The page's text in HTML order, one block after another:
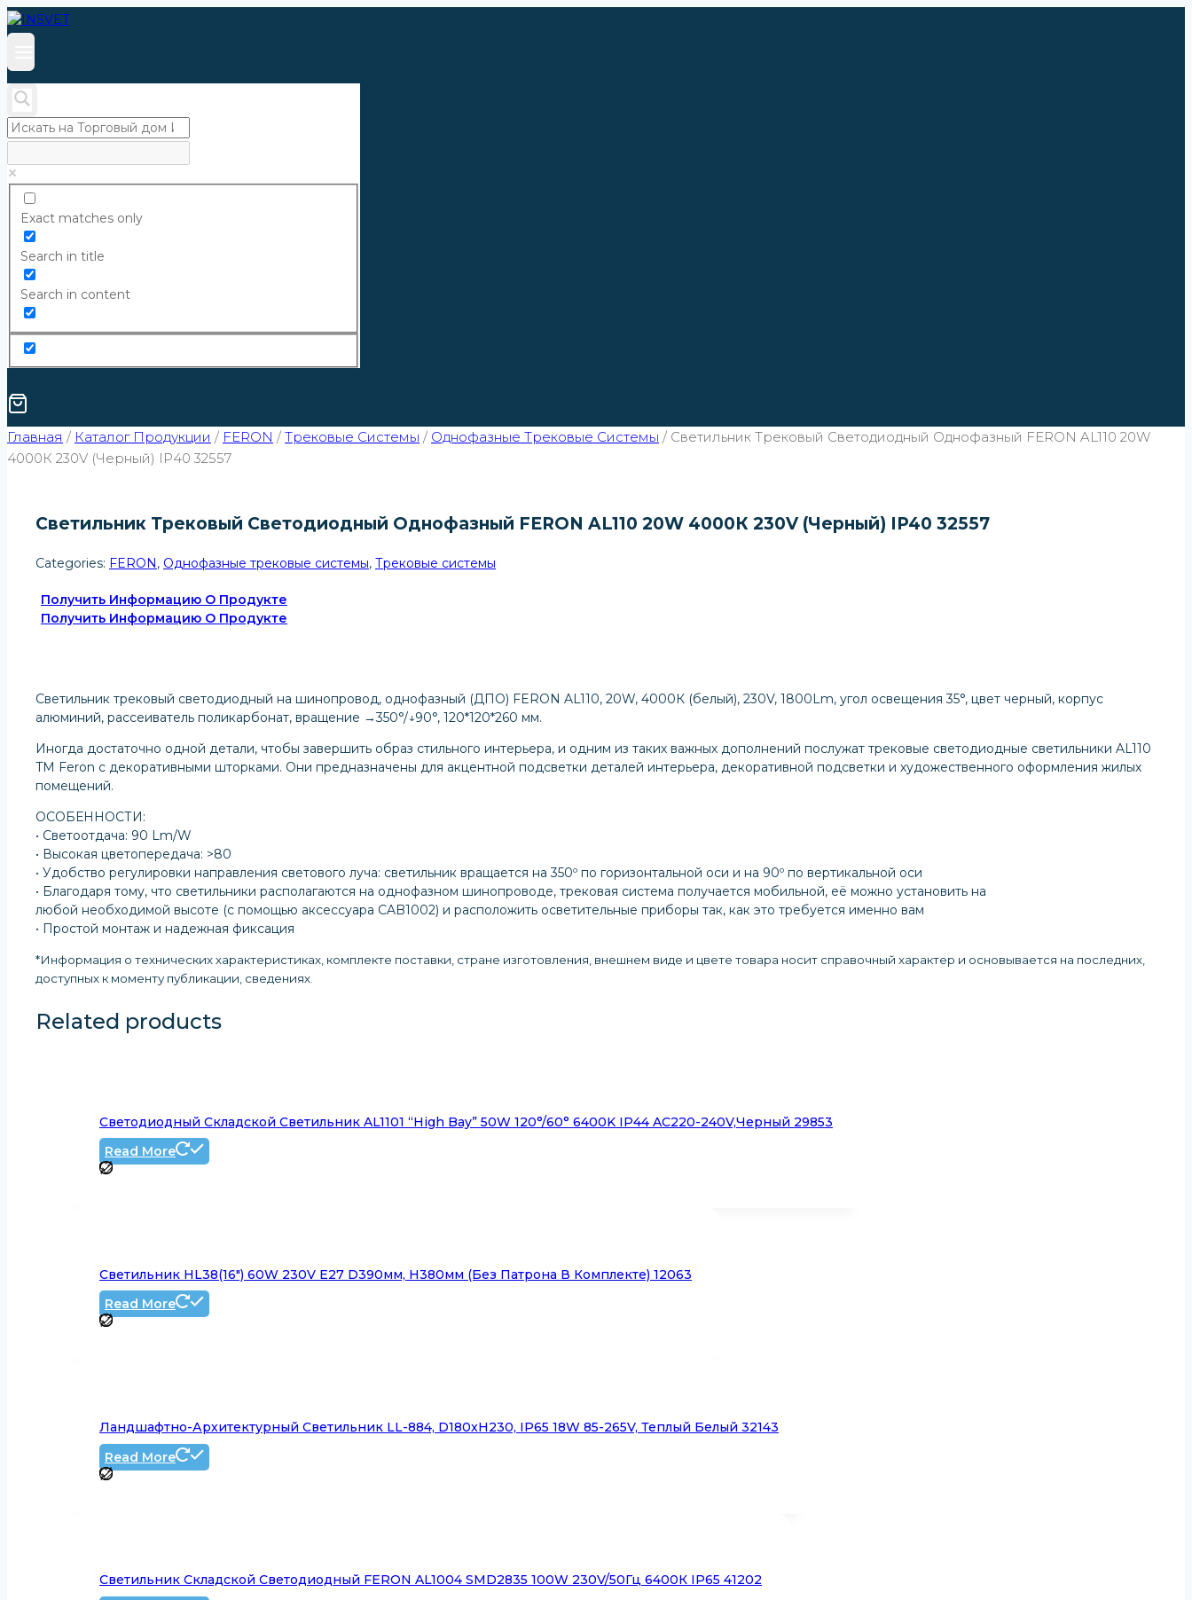
Перейти
к
Exact matches only
Search in title
Search in content
Главная / Каталог Продукции / FERON / Трековые Системы / Однофазные Трековые Системы / Светильник Трековый Светодиодный Однофазный FERON AL110 20W
4000К 230V (черный) IP40 32557
Светильник Трековый Светодиодный Однофазный FERON AL110 20W 4000К 230V (черный) IP40 32557
Categories: FERON, Однофазные трековые системы, Трековые системы
Получить Информацию О Продукте
Получить Информацию О Продукте
Светильник трековый светодиодный на шинопровод, однофазный (ДПО) FERON AL110, 20W, 4000К (белый), 230V, 1800Lm, угол освещения 35°, цвет черный, корпус
алюминий, рассеиватель поликарбонат, вращение →350°/↓90°, 120*120*260 мм.
Иногда достаточно одной детали, чтобы завершить образ стильного интерьера, и одним из таких важных дополнений послужат трековые светодиодные светильники AL110
TM Feron с декоративными шторками. Они предназначены для акцентной подсветки деталей интерьера, декоративной подсветки и художественного оформления жилых
помещений.
ОСОБЕННОСТИ:
• Светоотдача: 90 Lm/W
• Высокая цветопередача: >80
• Удобство регулировки направления светового луча: светильник вращается на 350º по горизонтальной оси и на 90º по вертикальной оси
• Благодаря тому, что светильники располагаются на однофазном шинопроводе, трековая система получается мобильной, её можно установить на
любой необходимой высоте (с помощью аксессуара CAB1002) и расположить осветительные приборы так, как это требуется именно вам
• Простой монтаж и надежная фиксация
*Информация о технических характеристиках, комплекте поставки, стране изготовления, внешнем виде и цвете товара носит справочный характер и основывается на последних,
доступных к моменту публикации, сведениях.
Related products
Светодиодный Складской Светильник AL1101 “High Bay” 50W 120°/60° 6400K IP44 AC220-240V,черный 29853
Read More
Светильник HL38(16″) 60W 230V E27 D390мм, H380мм (без Патрона В Комплекте) 12063
Read More
Ландшафтно-Архитектурный Светильник LL-884, D180xH230, IP65 18W 85-265V, Теплый Белый 32143
Read More
Светильник Складской Светодиодный FERON AL1004 SMD2835 100W 230V/50Гц 6400К IP65 41202